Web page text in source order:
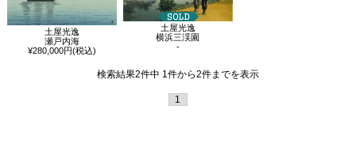
土屋光逸
瀬戸内海
¥280,000円(税込)
土屋光逸
横浜三渓園
-
検索結果2件中 1件から2件までを表示
1